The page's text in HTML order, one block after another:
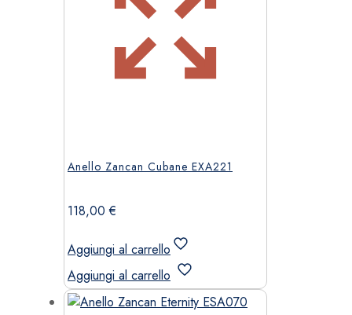
Anello Zancan Cubane EXA221
118,00€
Aggiungi al carrello
Aggiungi al carrello